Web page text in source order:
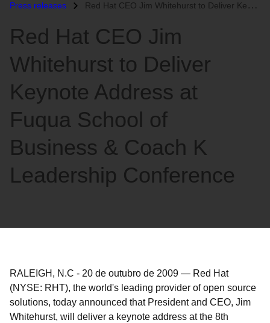
Press releases Red Hat CEO Jim Whitehurst to Deliver Keynote Address at Fuqua School...
Red Hat CEO Jim
Whitehurst to Deliver
Keynote Address at
Fuqua School of
Business & Coach K
Leadership Conference
RALEIGH, N.C - 20 de outubro de 2009 — Red Hat
(NYSE: RHT), the world's leading provider of open source
solutions, today announced that President and CEO, Jim
Whitehurst, will deliver a keynote address at the 8th